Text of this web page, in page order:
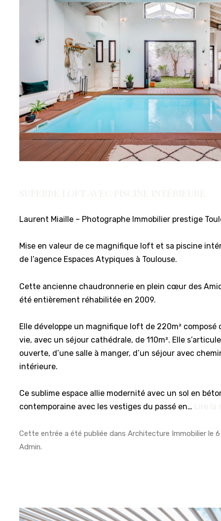
Laurent Miaille – Photographe Immobilier prestige
Mise en valeur de ce magnifique loft et sa piscine
de l’agence Espaces Atypiques à Toulouse.
Cette ancienne chaudronnerie en plein cœur des
été entièrement réhabilitée en 2009.
Elle développe un magnifique loft de 220m² composé
vie, avec un séjour cathédrale, de 110m². Elle
ouverte, d’une salle à manger, d’un séjour avec
intérieure.
Ce sublime espace allie modernité avec un sol en
contemporaine avec les vestiges du passé en…
Cette entrée a été publiée dansArchitecture Immobilier le
Admin.